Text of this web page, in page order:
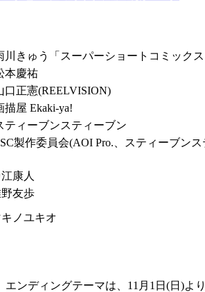
川きゅう「スーパーショートコミックス
本慶祐
口正憲(REELVISION)
描屋 Ekaki-ya!
ティーブンスティーブン
製作委員会(AOI Pro.、スティーブン
康人
友歩
ノユキオ
ンディングテーマは、11月1日(日)よ